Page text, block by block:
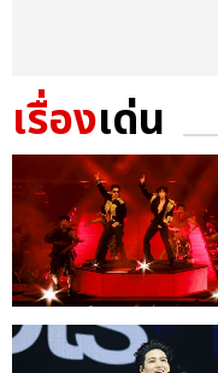
เรื่องเด่น